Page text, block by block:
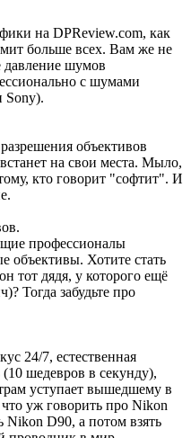
на DPReview.com, как
больше всех. Вам же не
давление шумов
с шумами
Sony).
объективов
на свои места. Мыло,
кто говорит "софтит". И
профессионалы
объективы. Хотите стать
тот дядя, у которого ещё
Тогда забудьте про
24/7, естественная
(10 шедевров в секунду),
уступает вышедшему в
уж говорить про Nikon
Nikon D90, а потом взять